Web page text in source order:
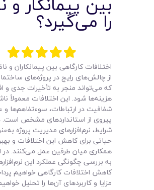
را می‌گیرد؟
اختلافات کارگاهی بین پیمانکاران و
از چالش‌های رایج در پروژه‌های
که می‌تواند منجر به تأخیرات جدی و
هزینه‌ها شود. این اختلافات معمولاً
شفافیت در ارتباطات، سوءتفاهم‌ها و
پیروی از استانداردهای مشخص است.
شرایط، نرم‌افزارهای مدیریت پروژه
حیاتی برای کاهش این اختلافات و
همکاری میان طرفین عمل می‌کنند. در
به بررسی چگونگی عملکرد این
کاهش اختلافات کارگاهی خواهیم
مزایا و کاربردهای آن‌ها را تحلیل